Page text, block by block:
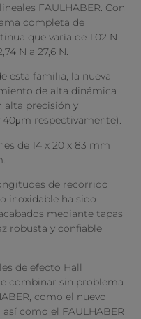
FAULHABER. Con
completa de
que varía de 1.02 N
N a 27,6 N.
esta familia, la nueva
de alta dinámica
alta precisión y
respectivamente).
de 14 x 20 x 83 mm
de recorrido
inoxidable ha sido
mediante tapas
robusta y confiable
de efecto Hall
combinar sin problema
como el nuevo
como el FAULHABER